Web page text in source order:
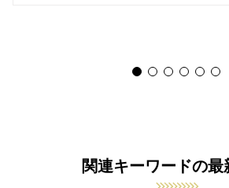
関連キーワードの最